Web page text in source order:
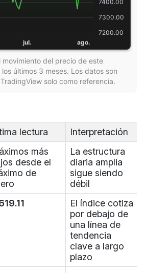
movimiento del precio de este
últimos 3 meses. Los datos son
solo como referencia.
lectura
Interpretación
más
desde el
de
La estructura
diaria amplia
sigue siendo
débil
El índice cotiza
por debajo de
una línea de
tendencia
clave a largo
plazo